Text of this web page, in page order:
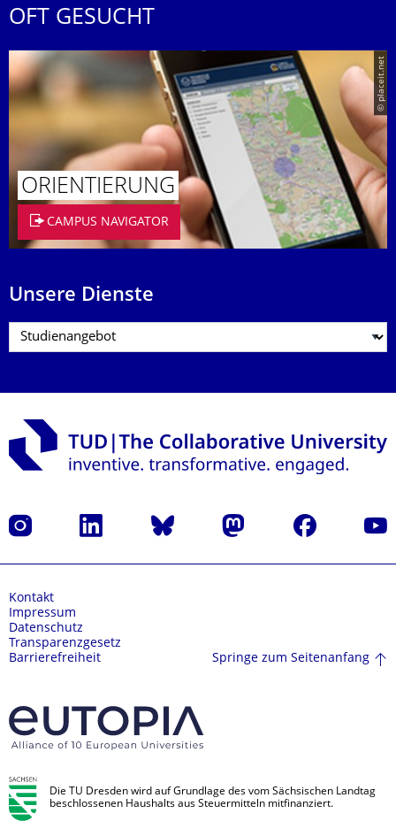
OFT GESUCHT
© placeit.net
ORIENTIERUNG
CAMPUS NAVIGATOR
Unsere Dienste
Instagram LinkedIn Bluesky Mastodon Facebook
Kontakt
Impressum
Datenschutz
Transparenzgesetz
Barrierefreiheit
Springe zum Seitenanfang
Die TU Dresden wird auf Grundlage des vom Sächsischen Landtag
beschlossenen Haushalts aus Steuermitteln mitfinanziert.